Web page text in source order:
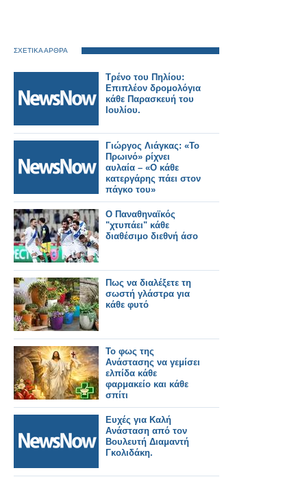
ΣΧΕΤΙΚΑ ΑΡΘΡΑ
Τρένο του Πηλίου:
Επιπλέον δρομολόγια
κάθε Παρασκευή του
Ιουλίου.
Γιώργος Λιάγκας: «Το
Πρωινό» ρίχνει
αυλαία – «Ο κάθε
κατεργάρης πάει στον
πάγκο του»
Ο Παναθηναϊκός
"χτυπάει" κάθε
διαθέσιμο διεθνή άσο
Πως να διαλέξετε τη
σωστή γλάστρα για
κάθε φυτό
Το φως της
Ανάστασης να γεμίσει
ελπίδα κάθε
φαρμακείο και κάθε
σπίτι
Ευχές για Καλή
Ανάσταση από τον
Βουλευτή Διαμαντή
Γκολιδάκη.